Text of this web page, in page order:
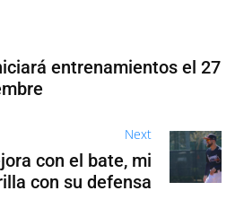
entrenamientos el 27
Next
con el bate, mi
con su defensa